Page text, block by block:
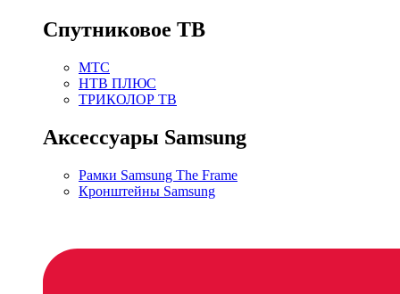
Спутниковое ТВ
МТС
НТВ ПЛЮС
ТРИКОЛОР ТВ
Аксессуары Samsung
Рамки Samsung The Frame
Кронштейны Samsung